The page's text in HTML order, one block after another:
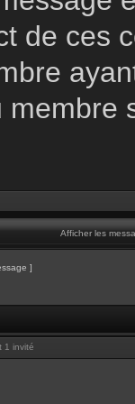
de ces
membre
Afficher les
]
1 invité